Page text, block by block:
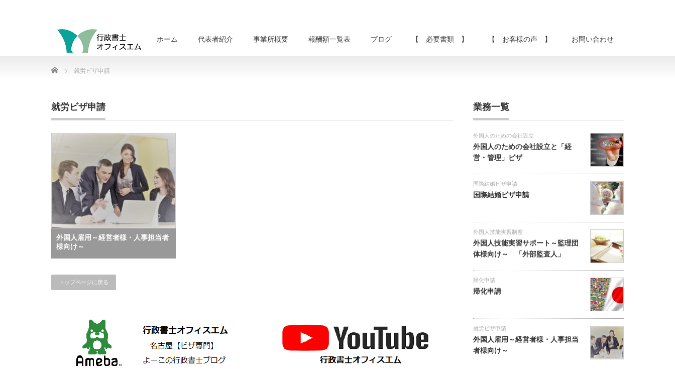
ホーム 代表者紹介 事業所概要 報酬額一覧表 ブログ 【 必要書類 】 【 お客様の声 】 お問い合わせ
Home 就労ビザ申請
就労ビザ申請
外国人雇用～経営者様・人事担当者
様向け～
トップページに戻る
業務一覧
外国人のための会社設立
外国人のための会社設立と「経
営・管理」ビザ
国際結婚ビザ申請
国際結婚ビザ申請
外国人技能実習制度
外国人技能実習サポート～監理団
体様向け～ 「外部監査人」
帰化申請
帰化申請
就労ビザ申請
外国人雇用～経営者様・人事担当
者様向け～